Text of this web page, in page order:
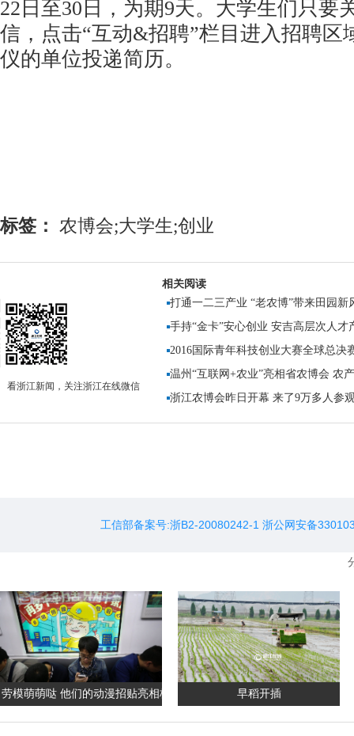
22日至30日，为期9天。大学生们只要
信，点击“互动&招聘”栏目进入招聘区
仪的单位投递简历。
标签： 农博会;大学生;创业
看浙江新闻，关注浙江在线微信
相关阅读
打通一二三产业 “老农博”带来田园新
手持“金卡”安心创业 安吉高层次人才
2016国际青年科技创业大赛全球总决
温州“互联网+农业”亮相省农博会 农
浙江农博会昨日开幕 来了9万多人参
劳模萌萌哒 他们的动漫招贴亮相杭州地铁站 早稻开插